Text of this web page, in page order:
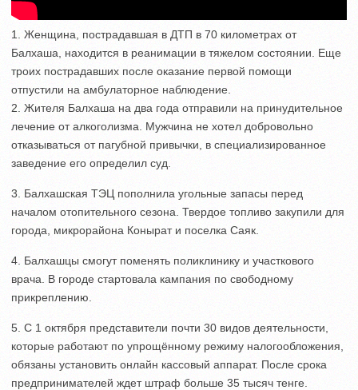
1. Женщина, пострадавшая в ДТП в 70 километрах от
Балхаша, находится в реанимации в тяжелом состоянии. Еще
троих пострадавших после оказание первой помощи
отпустили на амбулаторное наблюдение.
2. Жителя Балхаша на два года отправили на принудительное
лечение от алкоголизма. Мужчина не хотел добровольно
отказываться от пагубной привычки, в специализированное
заведение его определил суд.
3. Балхашская ТЭЦ пополнила угольные запасы перед
началом отопительного сезона. Твердое топливо закупили для
города, микрорайона Конырат и поселка Саяк.
4. Балхашцы смогут поменять поликлинику и участкового
врача. В городе стартовала кампания по свободному
прикреплению.
5. С 1 октября представители почти 30 видов деятельности,
которые работают по упрощённому режиму налогообложения,
обязаны установить онлайн кассовый аппарат. После срока
предпринимателей ждет штраф больше 35 тысяч тенге.